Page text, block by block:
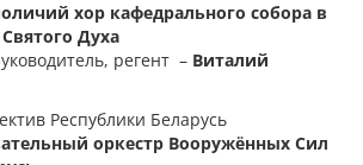
хор кафедрального собора в
Духа
регент – Виталий
Республики Беларусь
оркестр Вооружённых Сил